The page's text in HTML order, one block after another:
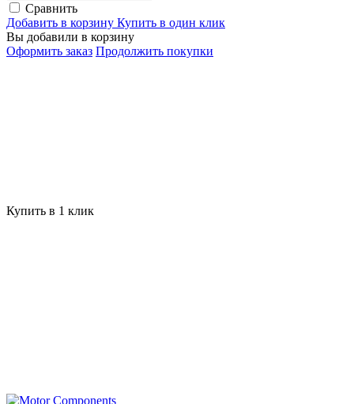
Сравнить
Добавить в корзину Купить в один клик
Вы добавили в корзину
Оформить заказ Продолжить покупки
Купить в 1 клик